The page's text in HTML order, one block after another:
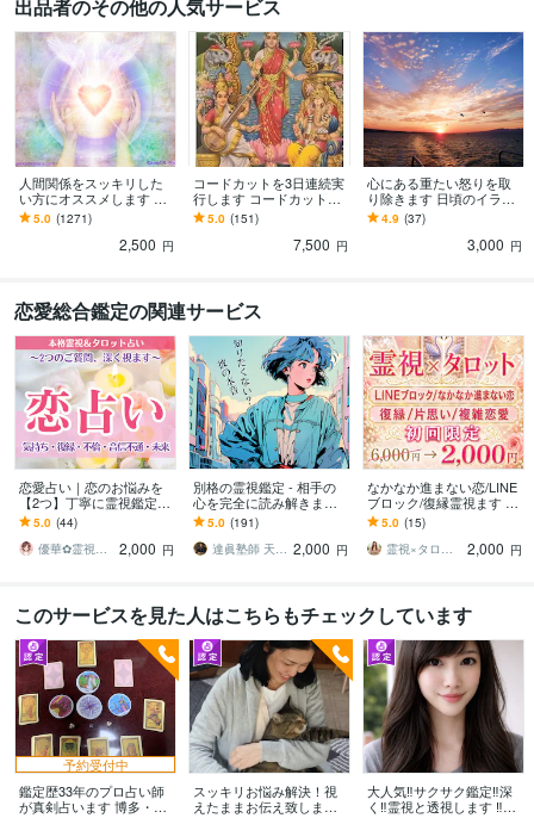
出品者のその他の人気サービス
人間関係をスッキリした
い方にオススメします コ
ードカットをする事によ
り対人関係をリセット、
5.0 (1271)
2,500 円
コードカットを3日連続実
行します コードカットス
ペシャルバージョンで
す！
5.0 (151)
7,500 円
心にある重たい怒りを取
り除きます 日頃のイライ
ラやすっきりしない。を
解決しませんか？
4.9 (37)
3,000 円
恋愛総合鑑定の関連サービス
恋愛占い｜恋のお悩みを
【2つ】丁寧に霊視鑑定し
ます 相手の気持ち・未
来・復縁・不倫・音信不
通…どんなお悩みもOK
5.0 (44)
優華✿霊視で導く癒やしの恋占い師
2,000 円
別格の霊視鑑定 - 相手の
心を完全に読み解きます
【1500文字以上】隠され
た真実を明らかにし、心
の奥底を解明
5.0 (191)
達眞塾師 天照 風龍 2,000 円
なかなか進まない恋/LINE
ブロック/復縁霊視ます 難
しい状況でも恋愛成就へ
導く霊視 片想い・復
縁・不倫・同性愛
5.0 (15)
霊視×タロット思念伝達 恋愛成就 香理奈
2,000 円
このサービスを見た人はこちらもチェックしています
予約受付中
鑑定歴33年のプロ占い師
が真剣占います 博多・廓
スッキリお悩み解決！視
えたままお伝え致します
大人気‼️サクサク鑑定‼️深
く‼️霊視と透視します ‼️恋